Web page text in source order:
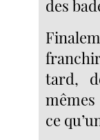
des
tard,
ce